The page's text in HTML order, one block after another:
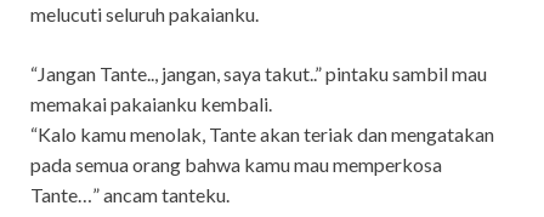
melucuti seluruh pakaianku.
“Jangan Tante.., jangan, saya takut..” pintaku sambil mau
memakai pakaianku kembali.
“Kalo kamu menolak, Tante akan teriak dan mengatakan
pada semua orang bahwa kamu mau memperkosa
Tante…” ancam tanteku.